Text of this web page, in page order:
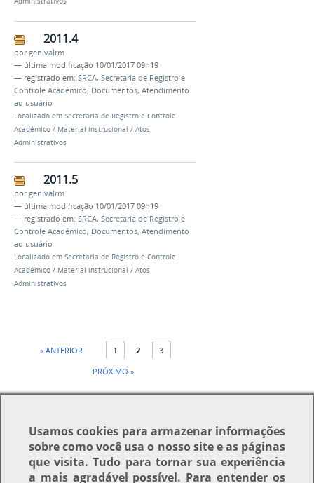
2011.4
porgenivalrm
— última modificação 10/01/2017 09h19
— registrado em: SRCA, Secretaria de Registro e
Controle Acadêmico, Documentos, Atendimento
ao usuário
Localizado em Secretaria de Registro e Controle
Acadêmico / Material instrucional / Atos
Administrativos
2011.5
porgenivalrm
— última modificação 10/01/2017 09h19
— registrado em: SRCA, Secretaria de Registro e
Controle Acadêmico, Documentos, Atendimento
ao usuário
Localizado em Secretaria de Registro e Controle
Acadêmico / Material instrucional / Atos
Administrativos
« ANTERIOR 1 2
3
PRÓXIMO »
Voltar para o topo
Usamoscookies para armazenar informações
sobre como você usa o nosso site e as páginas
que visita. Tudo para tornar sua experiência
a mais agradável possível. Para entender os